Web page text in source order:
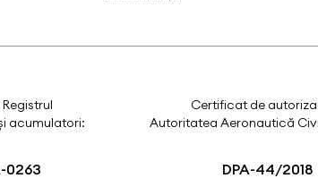
acumulatori:
0263
Certificat de
Autoritatea Aeronautică
DPA-44/2018